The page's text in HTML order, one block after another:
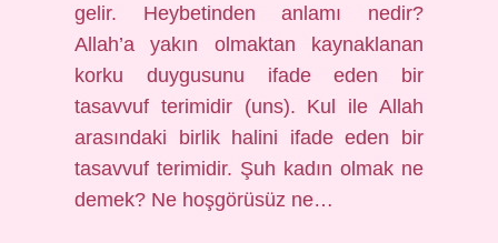
gelir. Heybetinden anlamı nedir?
Allah’a yakın olmaktan kaynaklanan
korku duygusunu ifade eden bir
tasavvuf terimidir (uns). Kul ile Allah
arasındaki birlik halini ifade eden bir
tasavvuf terimidir. Şuh kadın olmak ne
demek? Ne hoşgörüsüz ne…